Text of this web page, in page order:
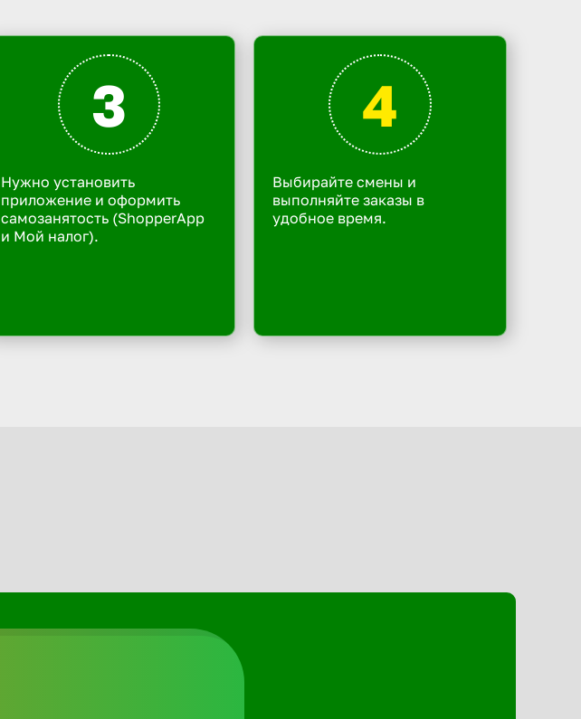
3
Нужно установить
приложение и оформить
самозанятость (ShopperApp
и Мой налог).
4
Выбирайте смены и
выполняйте заказы в
удобное время.